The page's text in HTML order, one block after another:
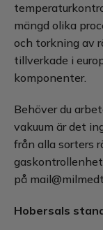
mängd olika
och torkning av
tillverkade i
komponenter.
Behöver du
vakuum är det
från alla sorters
på
Hobersals